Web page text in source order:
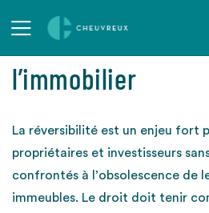
La réversibilité de
l’immobilier
La réversibilité est un enjeu fort
propriétaires et investisseurs
confrontés à l’obsolescence de
immeubles. Le droit doit tenir